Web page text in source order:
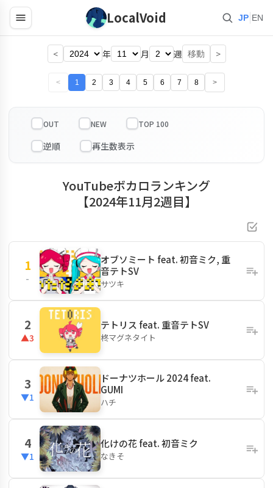
LocalVoid JP EN
< 年 月 週 移動 >
< 1 2 3 4 5 6 7 8 >
OUT NEW TOP 100
YouTubeボカロランキング
【2024年11月2週目】
1
-
オブソミート feat. 初音ミク, 重
音テトSV
サツキ
2
▲3
テトリス feat. 重音テトSV
柊マグネタイト
3
▼1
ドーナツホール 2024 feat.
GUMI
ハチ
4
▼1
化けの花 feat. 初音ミク
なきそ